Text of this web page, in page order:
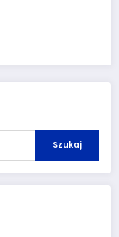
Szukaj